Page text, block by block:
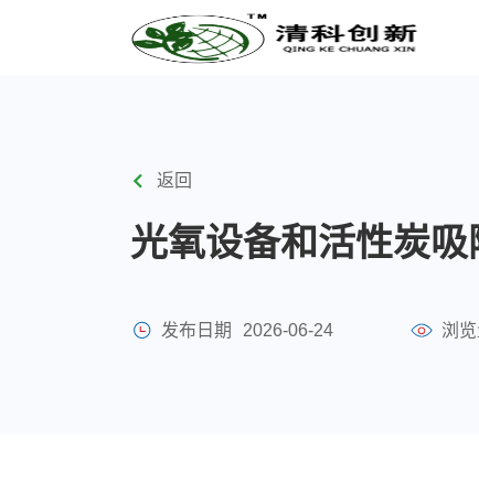
返回
光氧设备和活性炭吸
发布日期 2026-06-24 浏